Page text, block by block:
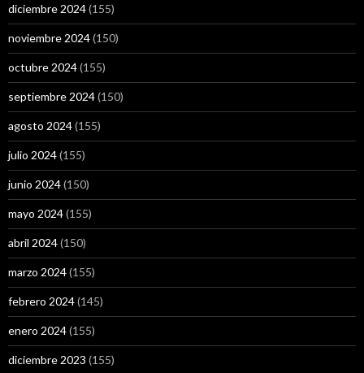
diciembre 2024(155)
noviembre 2024(150)
octubre 2024(155)
septiembre 2024(150)
agosto 2024(155)
julio 2024(155)
junio 2024(150)
mayo 2024(155)
abril 2024(150)
marzo 2024(155)
febrero 2024(145)
enero 2024(155)
diciembre 2023 (155)